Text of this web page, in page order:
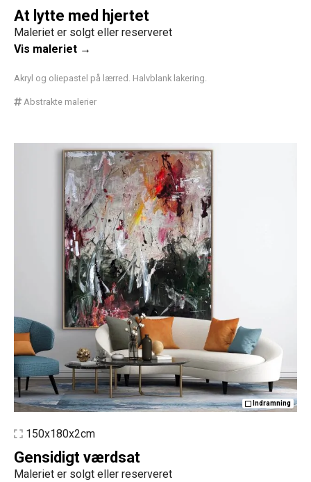
At lytte med hjertet
Maleriet er solgt eller reserveret
Vis maleriet →
Akryl og oliepastel på lærred. Halvblank lakering.
Abstrakte malerier
Indramning
150x180x2cm
Gensidigt værdsat
Maleriet er solgt eller reserveret